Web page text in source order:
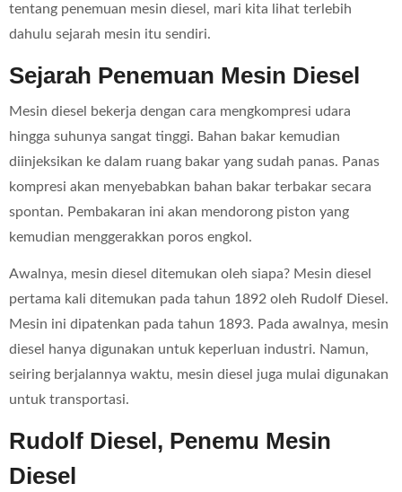
tentang penemuan mesin diesel, mari kita lihat terlebih
dahulu sejarah mesin itu sendiri.
Sejarah Penemuan Mesin Diesel
Mesin diesel bekerja dengan cara mengkompresi udara
hingga suhunya sangat tinggi. Bahan bakar kemudian
diinjeksikan ke dalam ruang bakar yang sudah panas. Panas
kompresi akan menyebabkan bahan bakar terbakar secara
spontan. Pembakaran ini akan mendorong piston yang
kemudian menggerakkan poros engkol.
Awalnya, mesin diesel ditemukan oleh siapa? Mesin diesel
pertama kali ditemukan pada tahun 1892 oleh Rudolf Diesel.
Mesin ini dipatenkan pada tahun 1893. Pada awalnya, mesin
diesel hanya digunakan untuk keperluan industri. Namun,
seiring berjalannya waktu, mesin diesel juga mulai digunakan
untuk transportasi.
Rudolf Diesel, Penemu Mesin
Diesel